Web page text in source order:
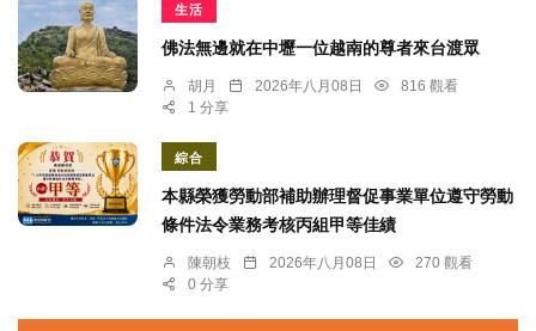
生活
佛法無邊就在中壢一位越南的尊者來台渡眾
胡月 2026年八月08日
816 觀看
1 分享
綜合
本縣榮獲勞動部補助辦理督促事業單位遵守勞動
條件法令業務考核丙組甲等佳績
陳朝枝 2026年八月08日
270 觀看
0 分享